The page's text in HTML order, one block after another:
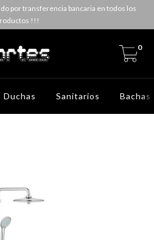
por transferencia bancaria en todos los
!!!
0
Duchas Sanitarios Bachas